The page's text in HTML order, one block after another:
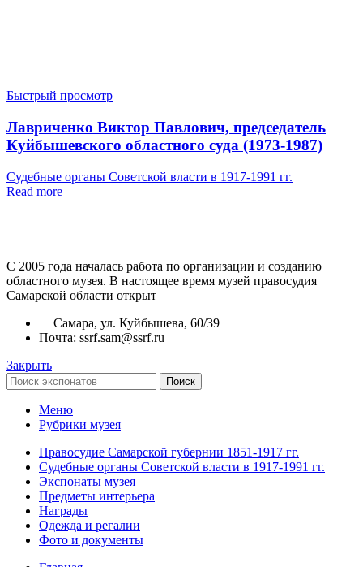
Быстрый просмотр
Лавриченко Виктор Павлович, председатель
Куйбышевского областного суда (1973-1987)
Судебные органы Советской власти в 1917-1991 гг.
Read more
С 2005 года началась работа по организации и созданию
областного музея. В настоящее время музей правосудия
Самарской области открыт
Самара, ул. Куйбышева, 60/39
Почта: ssrf.sam@ssrf.ru
Закрыть
Поиск
Меню
Рубрики музея
Правосудие Самарской губернии 1851-1917 гг.
Судебные органы Советской власти в 1917-1991 гг.
Экспонаты музея
Предметы интерьера
Награды
Одежда и регалии
Фото и документы